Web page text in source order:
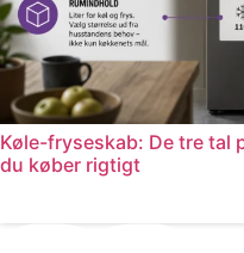
Køle-fryseskab: De tre tal
du køber rigtigt